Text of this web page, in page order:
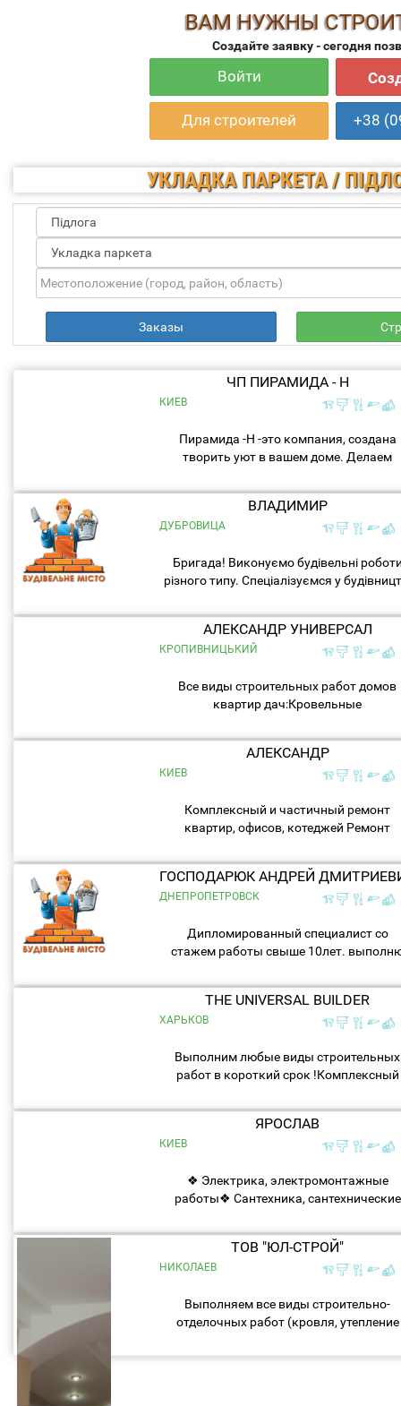
ВАМ НУЖНЫ
Создайте заявку - сегодня
Войти
Для строителей +38
УКЛАДКА ПАРКЕТА /
Заказы
ЧП ПИРАМИДА - Н
КИЕВ
Пирамида -Н -это компания, создана
творить уют в вашем доме. Делаем
ВЛАДИМИР
ДУБРОВИЦА
Бригада! Виконуємо будівельні
різного типу. Спеціалізуємся у
євроремонти, покрівельні, фасадні і
роботи. Досвід...
АЛЕКСАНДР УНИВЕРСАЛ
КРОПИВНИЦЬКИЙ
Все виды строительных работ домов
квартир дач:Кровельные
крошка,короед ,
дек.каменьЭлектрикаСварочные
любой сложностиОтопление...
АЛЕКСАНДР
КИЕВ
Комплексный и частичный ремонт
квартир, офисов, котеджей Ремонт
межкомнатных дверей, врезку
петель, защелок, ручек,...
ГОСПОДАРЮК АНДРЕЙ
ДНЕПРОПЕТРОВСК
Дипломированный специалист со
стажем работы свыше 10лет.
строительства.помогу в выборе и
закупке материала.работу сделаю
быстро,качественно и...
THE UNIVERSAL BUILDER
ХАРЬКОВ
Выполним любые виды строительных
работ в короткий срок !Комплексный
помещений .Строительство домов с
Кровля любой...
ЯРОСЛАВ
КИЕВ
❖ Электрика, электромонтажные
работы❖ Сантехника, сантехнические
работы❖ Облицовка плиткой❖
гипсокартоном, плотнитские
ТОВ "ЮЛ-СТРОЙ"
НИКОЛАЕВ
Выполняем все виды строительно-
отделочных работ (кровля, утепление
быстро и качественно ! Возьмём